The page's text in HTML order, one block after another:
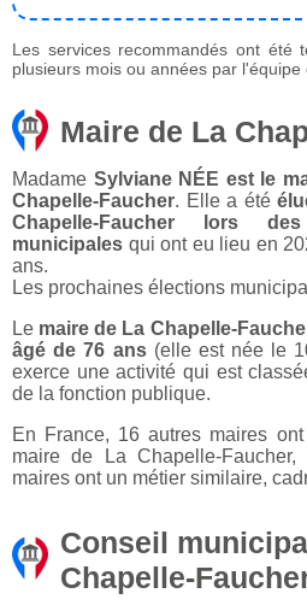
Les services recommandés ont été
plusieurs mois ou années par l'équipe
Maire de La
Madame Sylviane NÉE est le
Chapelle-Faucher. Elle a été
Chapelle-Faucher lors
municipales qui ont eu lieu en
ans.
Les prochaines élections
Le maire de La Chapelle-
âgé de 76 ans(elle est née le
exerce une activité qui est
de la fonction publique.
En France, 16 autres maires
maire de La Chapelle-
maires ont un métier similaire,
Conseil
Chapelle-